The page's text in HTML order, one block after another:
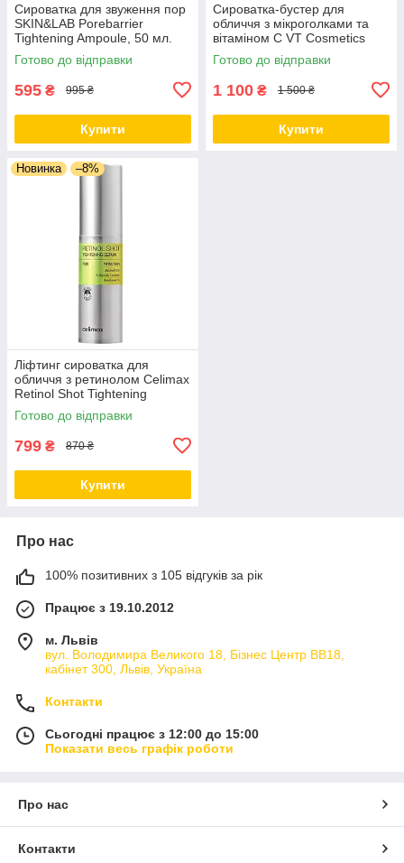
Сироватка для звуження пор
SKIN&LAB Porebarrier
Tightening Ampoule, 50 мл.
Термін придатності до
31.08.2026
Готово до відправки
595 ₴ 995 ₴
Купити
Сироватка-бустер для
обличчя з мікроголками та
вітаміном С VT Cosmetics
Vita-light Reedle Shot 100, 50
мл
Готово до відправки
1 100 ₴ 1 500 ₴
Купити
Новинка –8%
Ліфтинг сироватка для
обличчя з ретинолом Celimax
Retinol Shot Tightening
Serum, 30 мл
Готово до відправки
799 ₴ 870 ₴
Купити
Про нас
100% позитивних з 105 відгуків за рік
Працює з 19.10.2012
м. Львів
вул. Володимира Великого 18, Бізнес Центр ВВ18,
кабінет 300, Львів, Україна
Контакти
Сьогодні працює з 12:00 до 15:00
Показати весь графік роботи
Про нас
Контакти